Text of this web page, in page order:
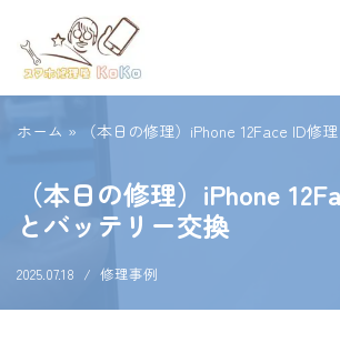
コ
ン
ス
ッ
プ
ホーム » （本日の修理）iPhone 12Face ID修
（本日の修理）iPhone
とバッテリー交換
2025.07.18 修理事例